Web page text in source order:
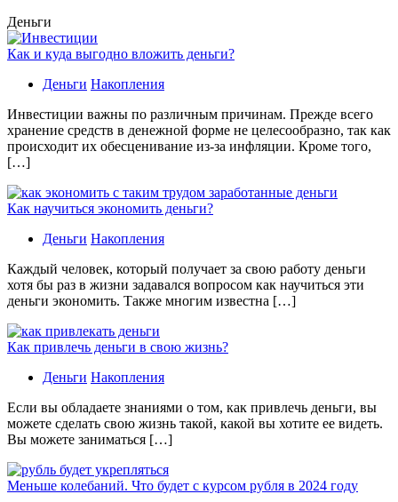
Деньги
Как и куда выгодно вложить деньги?
Деньги Накопления
Инвестиции важны по различным причинам. Прежде всего
хранение средств в денежной форме не целесообразно, так как
происходит их обесценивание из-за инфляции. Кроме того,
[…]
Как научиться экономить деньги?
Деньги Накопления
Каждый человек, который получает за свою работу деньги
хотя бы раз в жизни задавался вопросом как научиться эти
деньги экономить. Также многим известна […]
Как привлечь деньги в свою жизнь?
Деньги Накопления
Если вы обладаете знаниями о том, как привлечь деньги, вы
можете сделать свою жизнь такой, какой вы хотите ее видеть.
Вы можете заниматься […]
Меньше колебаний. Что будет с курсом рубля в 2024 году